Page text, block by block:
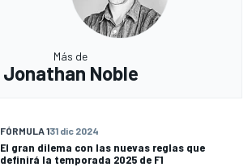
Más de
Jonathan Noble
FÓRMULA 131 dic 2024
El gran dilema con las nuevas reglas que
definirá la temporada 2025 de F1